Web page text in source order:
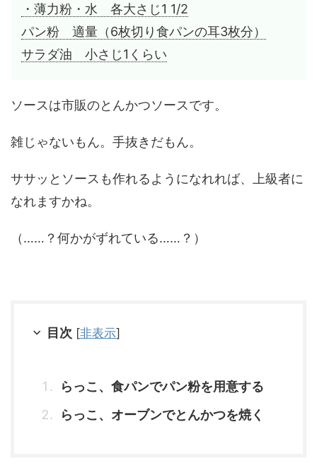
・薄力粉・水 各大さじ1 1/2
パン粉 適量（6枚切り食パンの耳3枚分）
サラダ油 小さじ1くらい
ソースは市販のとんかつソースです。
雑じゃないもん。手抜きだもん。
ササッとソースも作れるようになれれば、上級者に
なれますかね。
（……？何かがずれている……？）
目次 [非表示]
らっこ、食パンでパン粉を用意する
らっこ、オーブンでとんかつを焼く